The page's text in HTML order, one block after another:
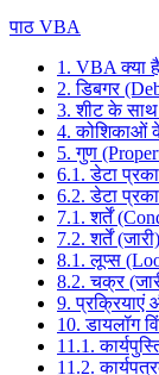
पाठ VBA
1. VBA क्या
2. डिबगर
3. शीट के
4. कोशिकाओं
5. गुण
6.1. डेटा
6.2. डेटा
7.1. शर्तें
7.2. शर्तें (जारी)
8.1. लूप्स
8.2. चक्र
9. प्रक्रियाएं
10. डायलॉग
11.1.
11.2.